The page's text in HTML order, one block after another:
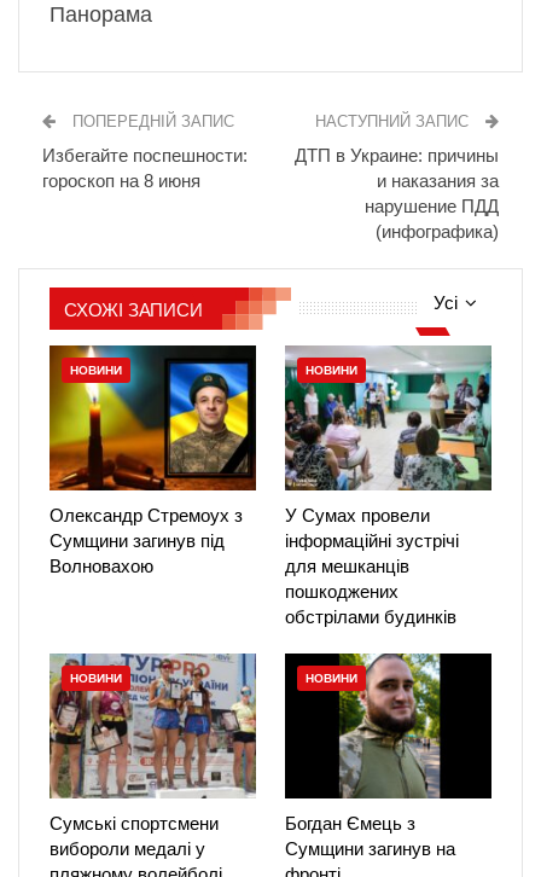
Панорама
ПОПЕРЕДНІЙ ЗАПИС
Избегайте поспешности:
гороскоп на 8 июня
НАСТУПНИЙ ЗАПИС
ДТП в Украине: причины
и наказания за
нарушение ПДД
(инфографика)
Усі
СХОЖІ ЗАПИСИ
НОВИНИ
Олександр Стремоух з
Сумщини загинув під
Волновахою
НОВИНИ
У Сумах провели
інформаційні зустрічі
для мешканців
пошкоджених
обстрілами будинків
НОВИНИ
Сумські спортсмени
вибороли медалі у
НОВИНИ
Богдан Ємець з
Сумщини загинув на